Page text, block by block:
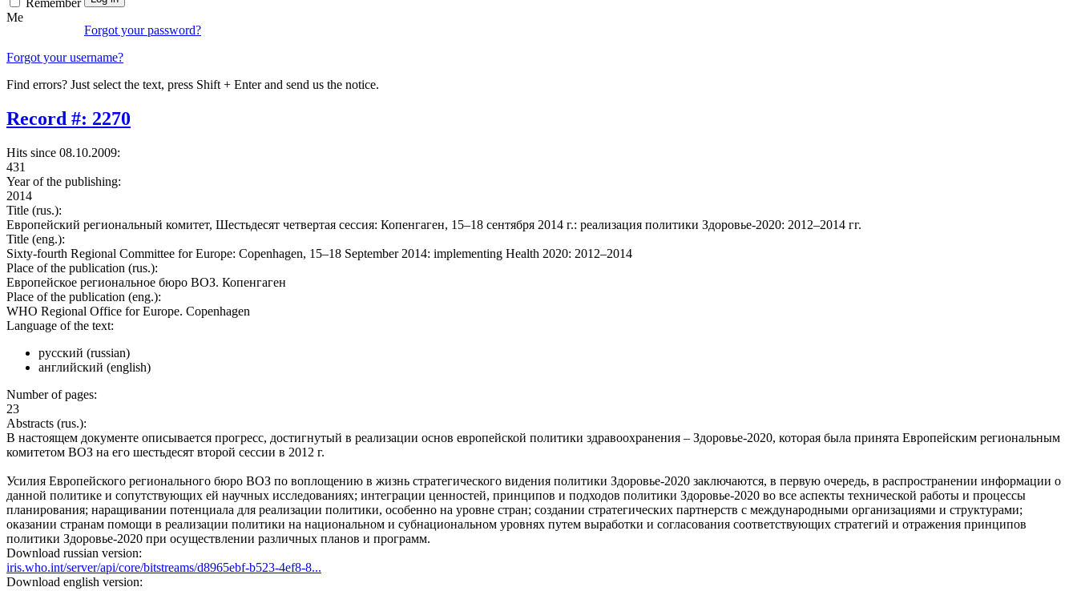
Remember
Me
Forgot your password?
Forgot your username?
Find errors? Just select the text, press Shift + Enter and send us the notice.
Record #: 2270
Hits since 08.10.2009:
431
Year of the publishing:
2014
Title (rus.):
Европейский региональный комитет, Шестьдесят четвертая сессия: Копенгаген, 15–18 сентября 2014 г.: реализация политики Здоровье-2020: 2012–2014 гг.
Title (eng.):
Sixty-fourth Regional Committee for Europe: Copenhagen, 15–18 September 2014: implementing Health 2020: 2012–2014
Place of the publication (rus.):
Европейское региональное бюро ВОЗ. Копенгаген
Place of the publication (eng.):
WHO Regional Office for Europe. Copenhagen
Language of the text:
русский (russian)
английский (english)
Number of pages:
23
Abstracts (rus.):
В настоящем документе описывается прогресс, достигнутый в реализации основ европейской политики здравоохранения – Здоровье-2020, которая была принята Европейским региональным
комитетом ВОЗ на его шестьдесят второй сессии в 2012 г.
Усилия Европейского регионального бюро ВОЗ по воплощению в жизнь стратегического видения политики Здоровье-2020 заключаются, в первую очередь, в распространении информации о
данной политике и сопутствующих ей научных исследованиях; интеграции ценностей, принципов и подходов политики Здоровье-2020 во все аспекты технической работы и процессы
планирования; наращивании потенциала для реализации политики, особенно на уровне стран; создании стратегических партнерств с международными организациями и структурами;
оказании странам помощи в реализации политики на национальном и субнациональном уровнях путем выработки и согласования соответствующих стратегий и отражения принципов
политики Здоровье-2020 при осуществлении различных планов и программ.
Download russian version:
iris.who.int/server/api/core/bitstreams/d8965ebf-b523-4ef8-8...
Download english version: